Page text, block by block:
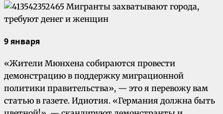
9 января
«Жители Мюнхена собираются провести
демонстрацию в поддержку миграционной
политики правительства», — это я перевожу вам
статью в газете. Идиотия. «Германия должна быть